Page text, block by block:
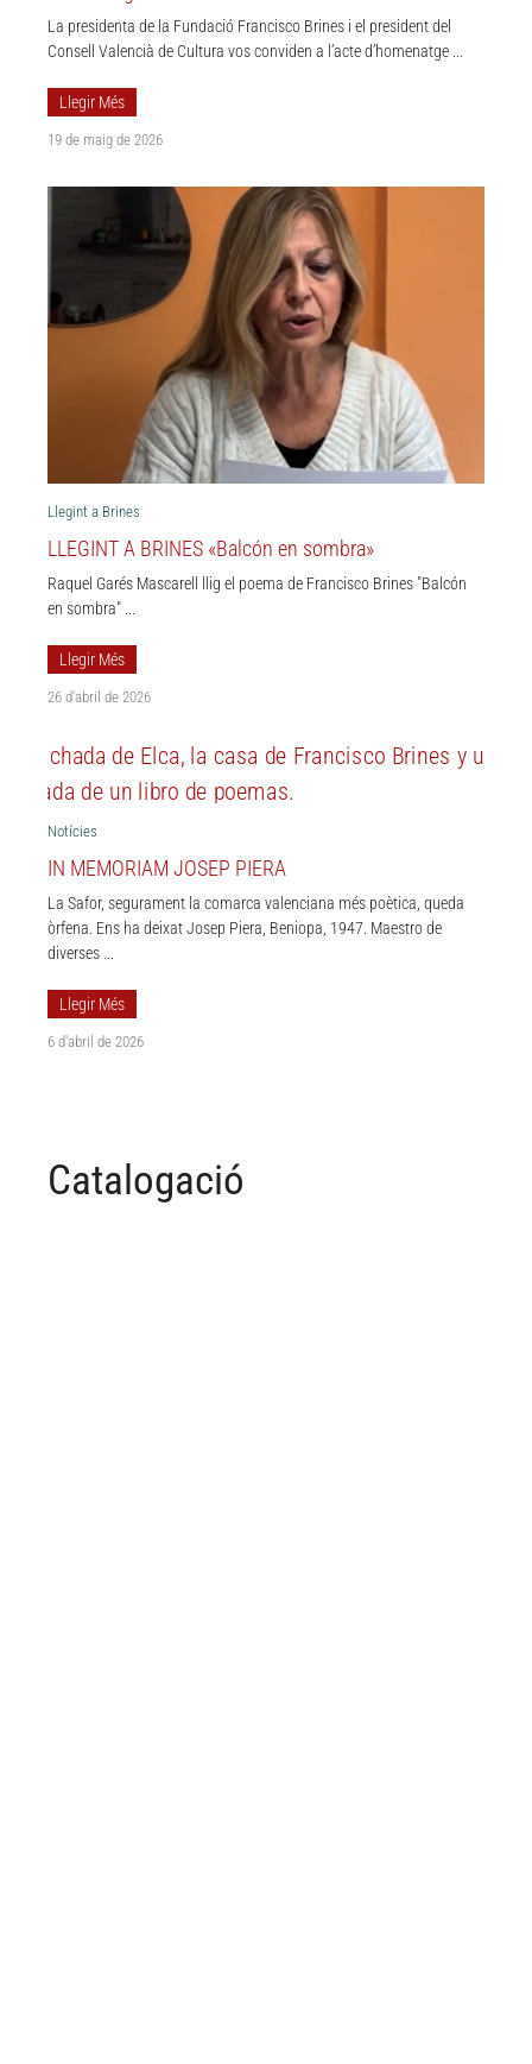
La presidenta de la Fundació Francisco Brines i el president del
Consell Valencià de Cultura vos conviden a l’acte d’homenatge ...
Llegir Més
19 de maig de 2026
Llegint a Brines
LLEGINT A BRINES «Balcón en sombra»
Raquel Garés Mascarell llig el poema de Francisco Brines "Balcón
en sombra" ...
Llegir Més
26 d'abril de 2026
Notícies
IN MEMORIAM JOSEP PIERA
La Safor, segurament la comarca valenciana més poètica, queda
òrfena. Ens ha deixat Josep Piera, Beniopa, 1947. Maestro de
diverses ...
Llegir Més
6 d'abril de 2026
Catalogació